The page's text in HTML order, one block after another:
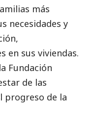
más
necesidades y
en sus viviendas.
Fundación
de las
progreso de la